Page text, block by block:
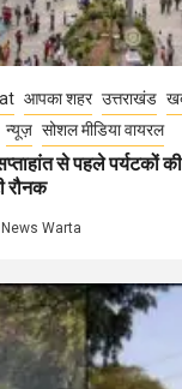
आपका शहर उत्तराखंड
न्यूज़ सोशल मीडिया वायरल
से पहले पर्यटकों
रौनक
News Warta